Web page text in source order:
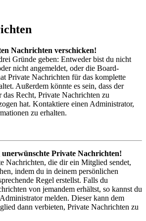
Nachrichten verschicken!
Gründe geben: Entweder bist du nicht
nicht angemeldet, oder die Board-
Private Nachrichten für das komplette
Außerdem könnte es sein, dass der
Recht, Private Nachrichten zu
hat. Kontaktiere einen Administrator,
zu erhalten.
Private Nachrichten!
Nachrichten, die dir ein Mitglied sendet,
indem du in deinem persönlichen
Regel erstellst. Falls du
von jemandem erhältst, so kannst du
melden. Dieser kann dem
dann verbieten, Private Nachrichten zu